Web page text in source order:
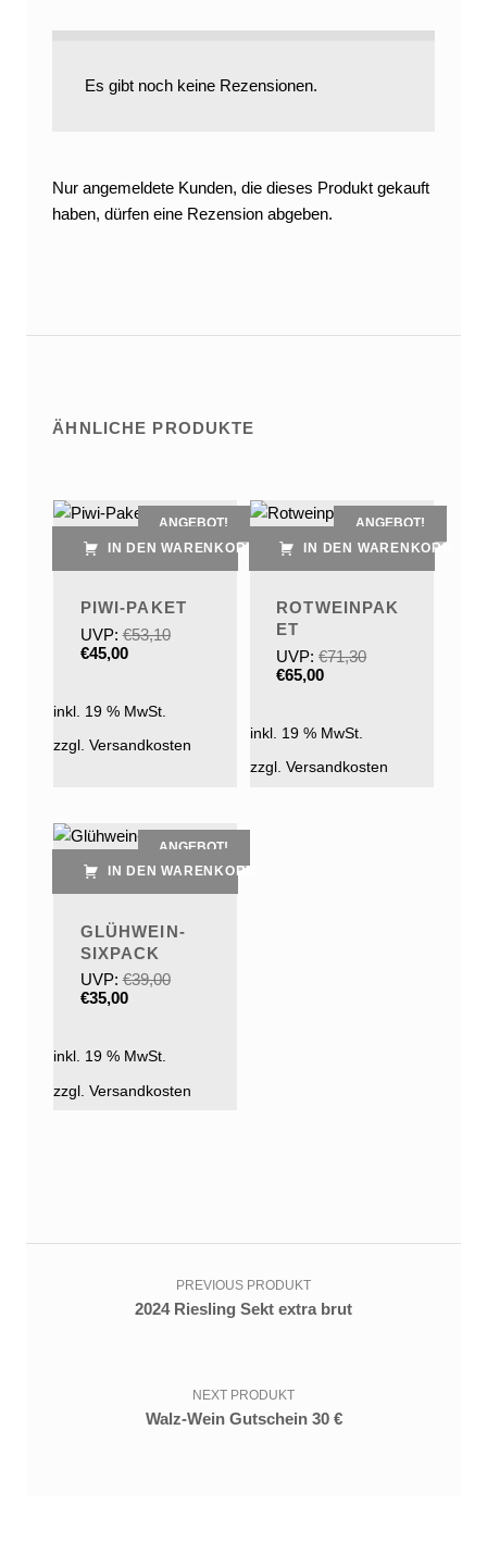
Es gibt noch keine Rezensionen.
Nur angemeldete Kunden, die dieses Produkt gekauft
haben, dürfen eine Rezension abgeben.
ÄHNLICHE PRODUKTE
IN DEN WARENKORB
PIWI-PAKET
ANGEBOT!
UVP: €53,10
Ursprünglicher Preis war: €53,10
€45,00Aktueller Preis ist: €45,00.
inkl. 19 % MwSt.
zzgl. Versandkosten
IN DEN WARENKORB
ROTWEINPAK
ET
ANGEBOT!
UVP: €71,30
Ursprünglicher Preis war: €71,30
€65,00Aktueller Preis ist: €65,00.
inkl. 19 % MwSt.
zzgl. Versandkosten
IN DEN WARENKORB
GLÜHWEIN-
SIXPACK
ANGEBOT!
UVP: €39,00
Ursprünglicher Preis war: €39,00
€35,00Aktueller Preis ist: €35,00.
inkl. 19 % MwSt.
zzgl. Versandkosten
Beitragsnavigation
PREVIOUS PRODUKT
2024 Riesling Sekt extra brut
NEXT PRODUKT
Walz-Wein Gutschein 30 €